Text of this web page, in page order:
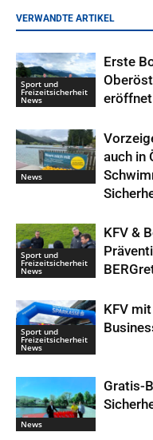
VERWANDTE ARTIKEL
Sport und
Freizeitsicherheit
News
Erste
eröffnet
News
auch in
Sport und
Freizeitsicherheit
News
KFV &
Sport und
Freizeitsicherheit
News
KFV
News
Gratis-